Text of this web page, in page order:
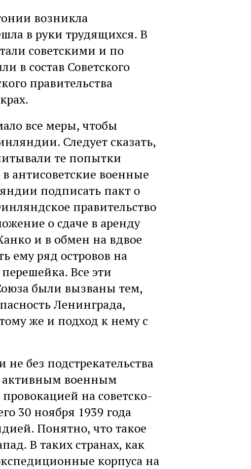
возникла
в руки трудящихся. В
советскими и по
в состав Советского
правительства
все меры, чтобы
Следует сказать,
те попытки
антисоветские военные
подписать пакт о
правительство
о сдаче в аренду
и в обмен на вдвое
ему ряд островов на
Все эти
были вызваны тем,
Ленинграда,
же и подход к нему с
без подстрекательства
активным военным
на советско-
30 ноября 1939 года
Понятно, что такое
В таких странах, как
корпуса на